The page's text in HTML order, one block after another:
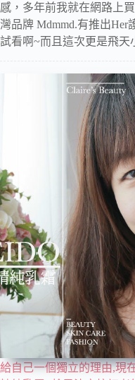
感，多年前我就在網路上
灣品牌 Mdmmd.有推出
試看啊~而且這次更是飛
給自己一個獨立的理由,現